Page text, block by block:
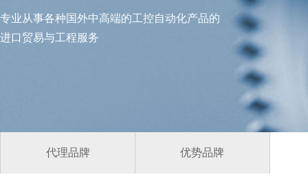
专业从事各种国外中高端的工控自动化产品的
进口贸易与工程服务
代理品牌 优势品牌